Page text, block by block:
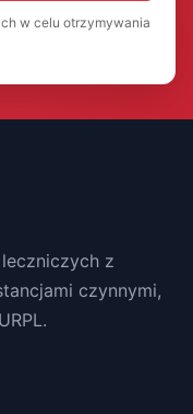
w celu otrzymywania
z
czynnymi,